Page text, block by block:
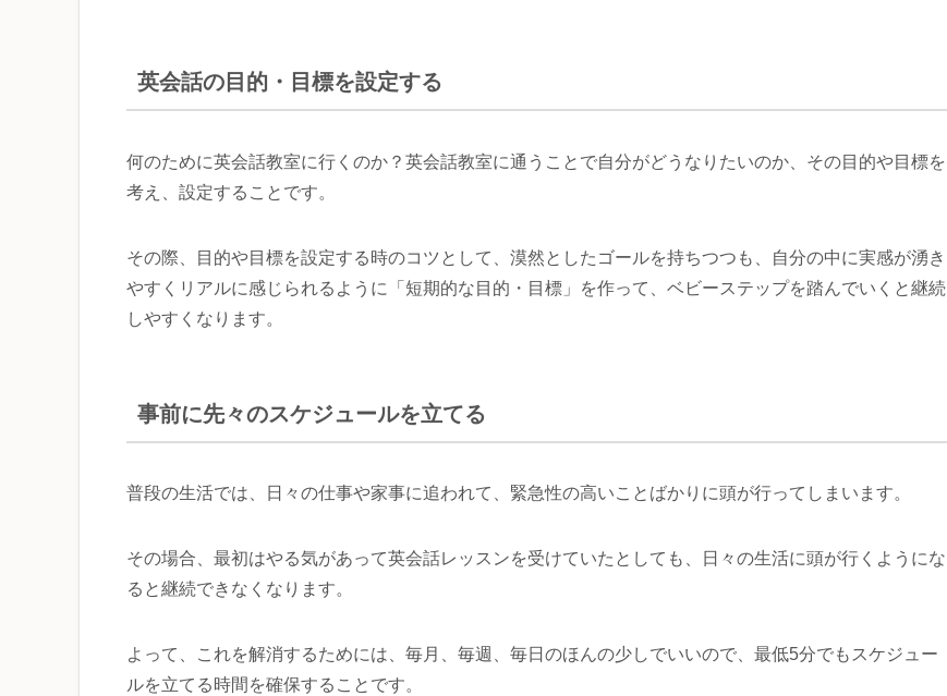
英会話の目的・目標を設定する
何のために英会話教室に行くのか？英会話教室に通うことで自分がどうなりたいのか、その目的や目標を
考え、設定することです。
その際、目的や目標を設定する時のコツとして、漠然としたゴールを持ちつつも、自分の中に実感が湧き
やすくリアルに感じられるように「短期的な目的・目標」を作って、ベビーステップを踏んでいくと継続
しやすくなります。
事前に先々のスケジュールを立てる
普段の生活では、日々の仕事や家事に追われて、緊急性の高いことばかりに頭が行ってしまいます。
その場合、最初はやる気があって英会話レッスンを受けていたとしても、日々の生活に頭が行くようにな
ると継続できなくなります。
よって、これを解消するためには、毎月、毎週、毎日のほんの少しでいいので、最低5分でもスケジュー
ルを立てる時間を確保することです。